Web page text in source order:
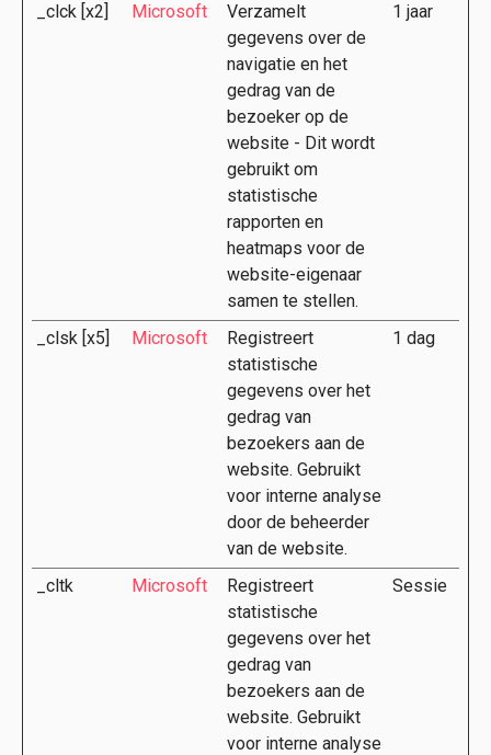
_clck [x2] Microsoft
Verzamelt
gegevens over de
navigatie en het
gedrag van de
bezoeker op de
website - Dit wordt
gebruikt om
statistische
rapporten en
heatmaps voor de
website-eigenaar
samen te stellen.
1 jaar
_clsk [x5] Microsoft
Registreert
statistische
gegevens over het
gedrag van
bezoekers aan de
website. Gebruikt
voor interne analyse
door de beheerder
van de website.
1 dag
_cltk Microsoft
Registreert
statistische
gegevens over het
gedrag van
bezoekers aan de
website. Gebruikt
voor interne analyse
Sessie